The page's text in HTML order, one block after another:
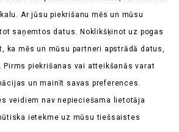
Ar jūsu piekrišanu mēs un mūsu
saņemtos datus. Noklikšķinot uz pogas
ka mēs un mūsu partneri apstrādā datus,
Pirms piekrišanas vai atteikšanās varat
un mainīt savas preferences.
veidiem nav nepieciešama lietotāja
ietekme uz mūsu tiešsaistes